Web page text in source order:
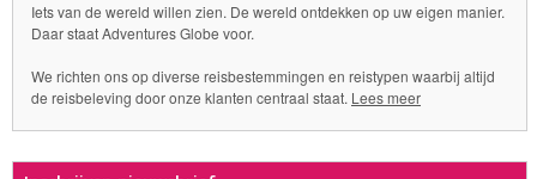
Iets van de wereld willen zien. De wereld ontdekken op uw eigen manier.
Daar staat Adventures Globe voor.
We richten ons op diverse reisbestemmingen en reistypen waarbij altijd
de reisbeleving door onze klanten centraal staat. Lees meer